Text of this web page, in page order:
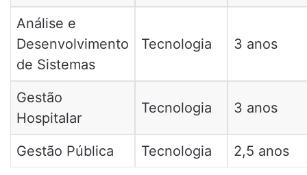
Análise e
Desenvolvimento
de Sistemas
Tecnologia 3 anos
Gestão
Hospitalar
Tecnologia 3 anos
Gestão Pública Tecnologia 2,5 anos